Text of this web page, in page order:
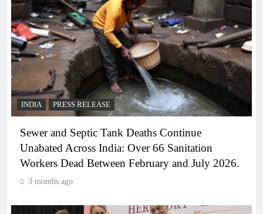
INDIA PRESS RELEASE
Sewer and Septic Tank Deaths Continue
Unabated Across India: Over 66 Sanitation
Workers Dead Between February and July 2026.
3 months ago